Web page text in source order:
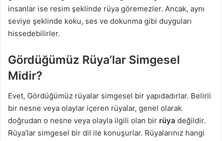
insanlar ise resim şeklinde rüya göremezler. Ancak, aynı
seviye şeklinde koku, ses ve dokunma gibi duyguları
hissedebilirler.
Gördüğümüz Rüya’lar Simgesel
Midir?
Evet, Gördüğümüz rüyalar simgesel bir yapıdadırlar. Belirli
bir nesne veya olaylar içeren rüyalar, genel olarak
doğrudan o nesne veya olayla ilgili olan bir rüya değildir.
Rüya’lar simgesel bir dil ile konuşurlar. Rüyalarınız hangi